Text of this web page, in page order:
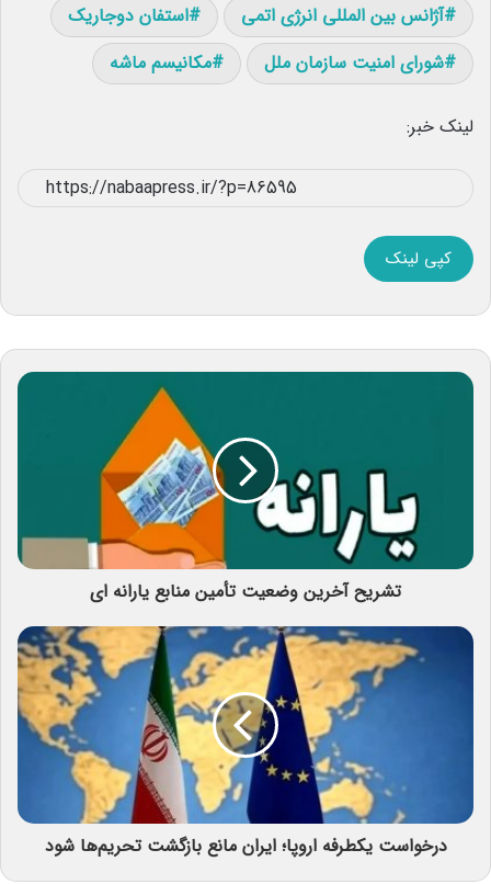
آژانس بین المللی انرژی اتمی
استفان دوجاریک
شورای امنیت سازمان ملل
مکانیسم ماشه
لینک خبر:
کپی لینک
تشریح آخرین وضعیت تأمین منابع یارانه‌ ای
درخواست یکطرفه اروپا؛ ایران مانع بازگشت تحریم‌ها شود